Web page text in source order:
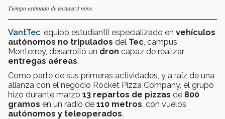
Tiempo estimado de lectura:3 mins
VantTec , equipo estudiantil especializado en vehículos
autónomos no tripulados del Tec , campus
Monterrey, desarrolló un dron capaz de realizar
entregas aéreas.
Como parte de sus primeras actividades, y a raíz de una
alianza con el negocio Rocket Pizza Company, el grupo
hizo durante marzo 13 repartos de pizzas de 800
gramos en un radio de 110 metros , con vuelos
autónomos y teleoperados.